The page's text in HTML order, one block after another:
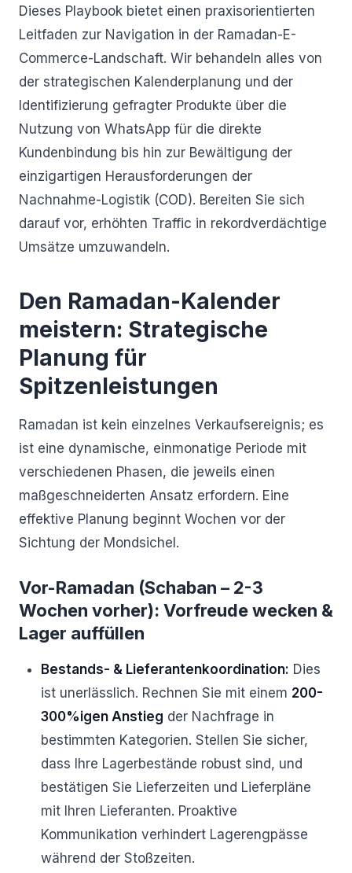
Dieses Playbook bietet einen praxisorientierten
Leitfaden zur Navigation in der Ramadan-E-
Commerce-Landschaft. Wir behandeln alles von
der strategischen Kalenderplanung und der
Identifizierung gefragter Produkte über die
Nutzung von WhatsApp für die direkte
Kundenbindung bis hin zur Bewältigung der
einzigartigen Herausforderungen der
Nachnahme-Logistik (COD). Bereiten Sie sich
darauf vor, erhöhten Traffic in rekordverdächtige
Umsätze umzuwandeln.
Den Ramadan-Kalender
meistern: Strategische
Planung für
Spitzenleistungen
Ramadan ist kein einzelnes Verkaufsereignis; es
ist eine dynamische, einmonatige Periode mit
verschiedenen Phasen, die jeweils einen
maßgeschneiderten Ansatz erfordern. Eine
effektive Planung beginnt Wochen vor der
Sichtung der Mondsichel.
Vor-Ramadan (Schaban – 2-3
Wochen vorher): Vorfreude wecken &
Lager auffüllen
Bestands- & Lieferantenkoordination: Dies
ist unerlässlich. Rechnen Sie mit einem 200-
300%igen Anstieg der Nachfrage in
bestimmten Kategorien. Stellen Sie sicher,
dass Ihre Lagerbestände robust sind, und
bestätigen Sie Lieferzeiten und Lieferpläne
mit Ihren Lieferanten. Proaktive
Kommunikation verhindert Lagerengpässe
während der Stoßzeiten.